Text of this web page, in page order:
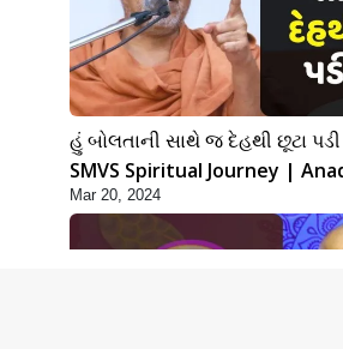
હું બોલતાની સાથે જ દેહથી છૂટા
SMVS Spiritual Journey |
Gyan
Mar 20, 2024